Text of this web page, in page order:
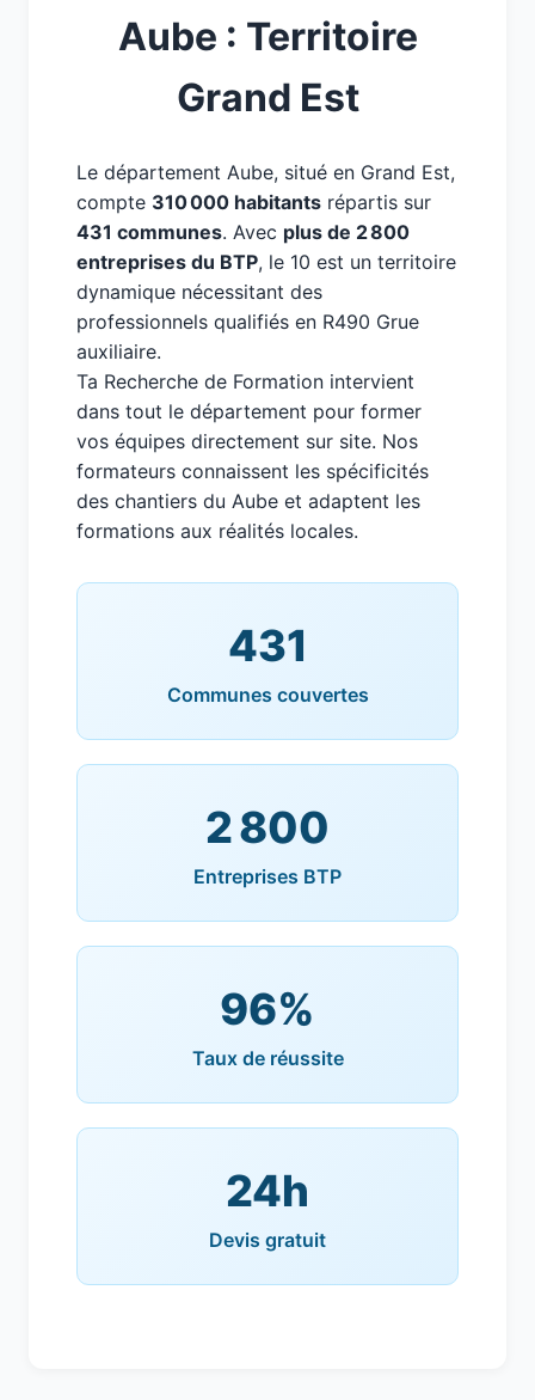
Aube : Territoire
Grand Est
Le département Aube, situé en Grand Est,
compte 310 000 habitants répartis sur
431 communes. Avec plus de 2 800
entreprises du BTP, le 10 est un territoire
dynamique nécessitant des
professionnels qualifiés en R490 Grue
auxiliaire.
Ta Recherche de Formation intervient
dans tout le département pour former
vos équipes directement sur site. Nos
formateurs connaissent les spécificités
des chantiers du Aube et adaptent les
formations aux réalités locales.
431
Communes couvertes
2 800
Entreprises BTP
96%
Taux de réussite
24h
Devis gratuit